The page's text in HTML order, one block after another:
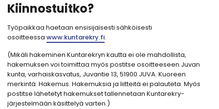
Kiinnostuitko?
Työpaikkaa haetaan ensisijaisesti sähköisesti
osoitteessa www.kuntarekry.fi.
(Mikäli hakeminen Kuntarekryn kautta ei ole mahdollista,
hakemuksen voi toimittaa myös postitse osoitteeseen Juvan
kunta, varhaiskasvatus, Juvantie 13, 51900 JUVA. Kuoreen
merkintä: Hakemus. Hakemuksia ja liitteitä ei palauteta. Myös
postitse lähetetyt hakemukset tallennetaan Kuntarekry-
järjestelmään käsittelyä varten.)